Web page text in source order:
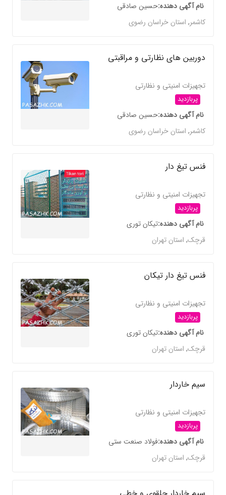
نام آگهی دهندهحسین صادقی
کاشمر,استان خراسان رضوی
دوربین های نظارتی و مراقبتی
تجهیزات امنیتی و نظارتی
پربازدید
نام آگهی دهندهحسین صادقی
کاشمر,استان خراسان رضوی
فنس تیغ دار
تجهیزات امنیتی و نظارتی
پربازدید
نام آگهی دهندهتیکان توری
قرچک,استان تهران
فنس تیغ دار تیکان
تجهیزات امنیتی و نظارتی
پربازدید
نام آگهی دهندهتیکان توری
قرچک,استان تهران
سیم خاردار
تجهیزات امنیتی و نظارتی
پربازدید
نام آگهی دهندهفولاد صنعت ستی
قرچک,استان تهران